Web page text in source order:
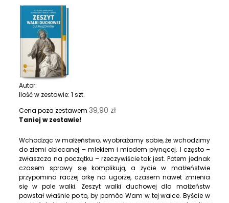
Autor:
Ilość w zestawie: 1 szt.
Cena poza zestawem 39,90 zł
Taniej w zestawie!
Wchodząc w małżeństwo, wyobrażamy sobie, że wchodzimy
do ziemi obiecanej – mlekiem i miodem płynącej. I często –
zwłaszcza na początku – rzeczywiście tak jest. Potem jednak
czasem sprawy się komplikują, a życie w małżeństwie
przypomina raczej orkę na ugorze, czasem nawet zmienia
się w pole walki. Zeszyt walki duchowej dla małżeństw
powstał właśnie po to, by pomóc Wam w tej walce. Byście w